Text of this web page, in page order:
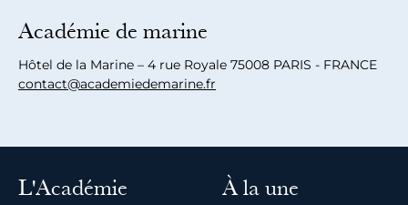
Académie de marine
Hôtel de la Marine – 4 rue Royale 75008 PARIS - FRANCE
contact@academiedemarine.fr
L'Académie À la une